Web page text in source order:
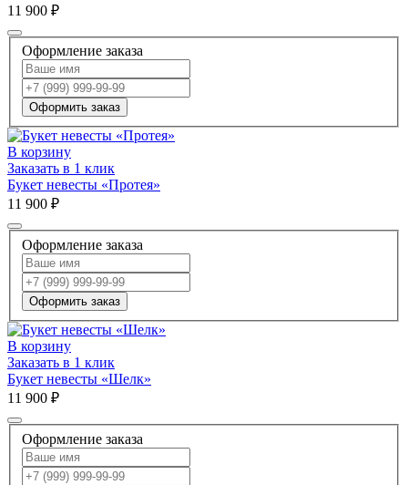
11 900 ₽
Оформление заказа
Оформить заказ
В корзину
Заказать в 1 клик
Букет невесты «Протея»
11 900 ₽
Оформление заказа
Оформить заказ
В корзину
Заказать в 1 клик
Букет невесты «Шелк»
11 900 ₽
Оформление заказа